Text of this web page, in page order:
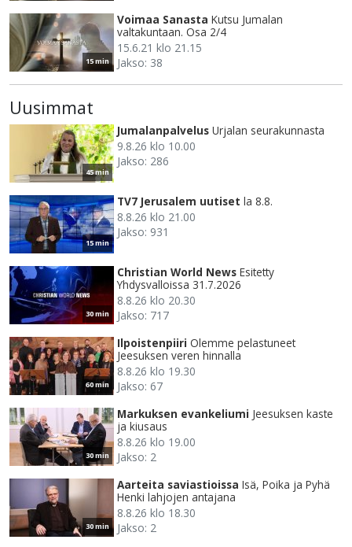
15 min
Voimaa Sanasta Kutsu Jumalan
valtakuntaan. Osa 2/4
15.6.21 klo 21.15
Jakso: 38
Uusimmat
45 min
Jumalanpalvelus Urjalan seurakunnasta
9.8.26 klo 10.00
Jakso: 286
15 min
TV7 Jerusalem uutiset la 8.8.
8.8.26 klo 21.00
Jakso: 931
30 min
Christian World News Esitetty
Yhdysvalloissa 31.7.2026
8.8.26 klo 20.30
Jakso: 717
60 min
Ilpoistenpiiri Olemme pelastuneet
Jeesuksen veren hinnalla
8.8.26 klo 19.30
Jakso: 67
30 min
Markuksen evankeliumi Jeesuksen kaste
ja kiusaus
8.8.26 klo 19.00
Jakso: 2
30 min
Aarteita saviastioissa Isä, Poika ja Pyhä
Henki lahjojen antajana
8.8.26 klo 18.30
Jakso: 2